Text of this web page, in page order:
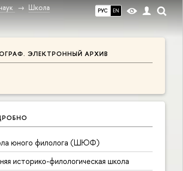
РУС EN
Школа
ЭЛЕКТРОННЫЙ АРХИВ
юного филолога (ШЮФ)
историко-филологическая школа